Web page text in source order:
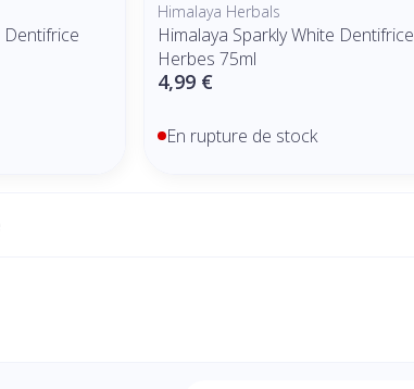
Dentifrice
Himalaya Herbals
Himalaya Sparkly White Dentifrice
Herbes 75ml
4,99 €
En rupture de stock